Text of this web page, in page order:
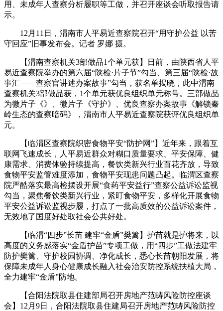
用、未成年人查察分析履职等工做，并召开座谈会听取报告请
示。
12月11日，渭南市人平易近查察院召开“用守护公益 以苦
守回应”旧事发布会。记者 罗娜 摄。
【渭南查察机关3部做品1个单元获】日前，由陕西省人平
易近查察院举办的第六届“陕检·片子节”勾当、第三届“陕检·故
事汇——查察官讲述办案故事”勾当，获名单揭晓，此中渭南
查察机关3部做品获，1个单元获优良组织单元称号。三部做品
为微片子《》、微片子《守护》、优良查察办案故事《解锁秦
岭生态的查察暗码》，渭南市人平易近查察院获评优良组织单
元。
【临渭区查察院织密食物平安“防护网”】近年来，跟着互
联网飞速成长，人平易近群众对糊口质量要求、平安保障、健
康需求、消费体验持续提高，餐饮类新兴行业百花齐放，导致
食物平安监管难度添加，食物平安现患问题凸起。临渭区查察
院严酷落实最高检摆设开展“食药平安益行”查察公益诉讼监视
勾当，聚焦餐饮类新兴行业，紧盯食物平安，多样化开展食物
平安公益诉讼监视步履，打点了一批高质效的公益诉讼案件，
无效地了国度好处取社会公共好处。
【临渭“四步”长苗 建牢“金盾”樊篱】护苗就是护将来，以
高度的义务感落实“金盾护苗”专项工做，用“四步”工做法建牢
防护樊篱、守护校园协调、净化成长，悉心长苗朝阳发展，将
保障未成年人身心健康成长融入社会治安防控系统扶植大局，
全力建牢“金盾”防地。
【合阳法院取县住建部局召开房地产范畴风险防控座谈
会】12月9日，合阳法院取县住建局召开房地产范畴风险防控